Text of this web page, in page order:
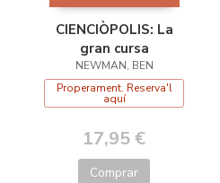
CIENCIÒPOLIS: La
gran cursa
NEWMAN, BEN
Properament. Reserva'l
aquí
17,95 €
Comprar